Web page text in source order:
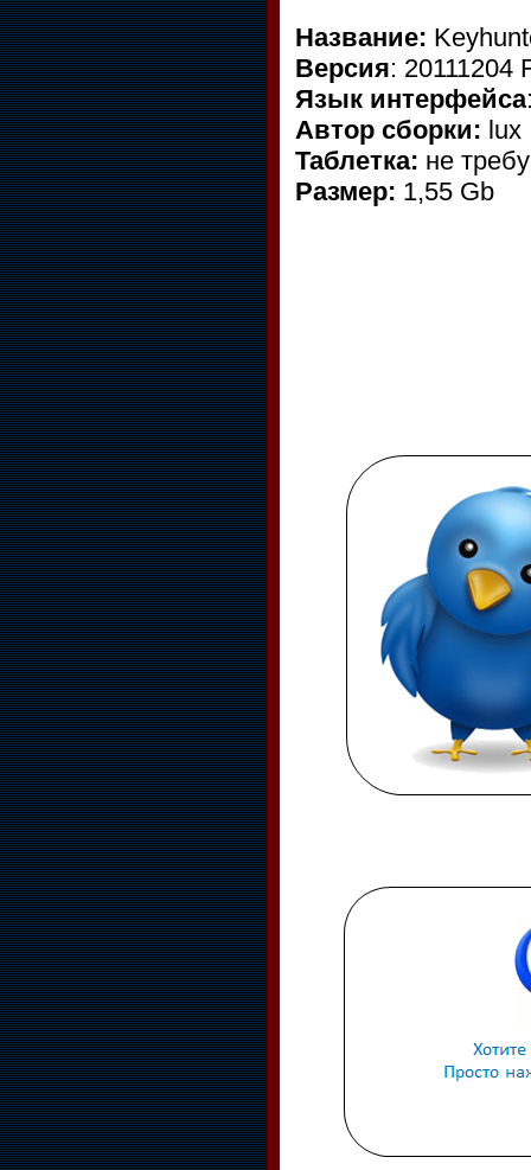
Название:
Версия: 20111204
Язык интерфейса
Автор сборки: lux
Таблетка: не
Размер: 1,55 Gb